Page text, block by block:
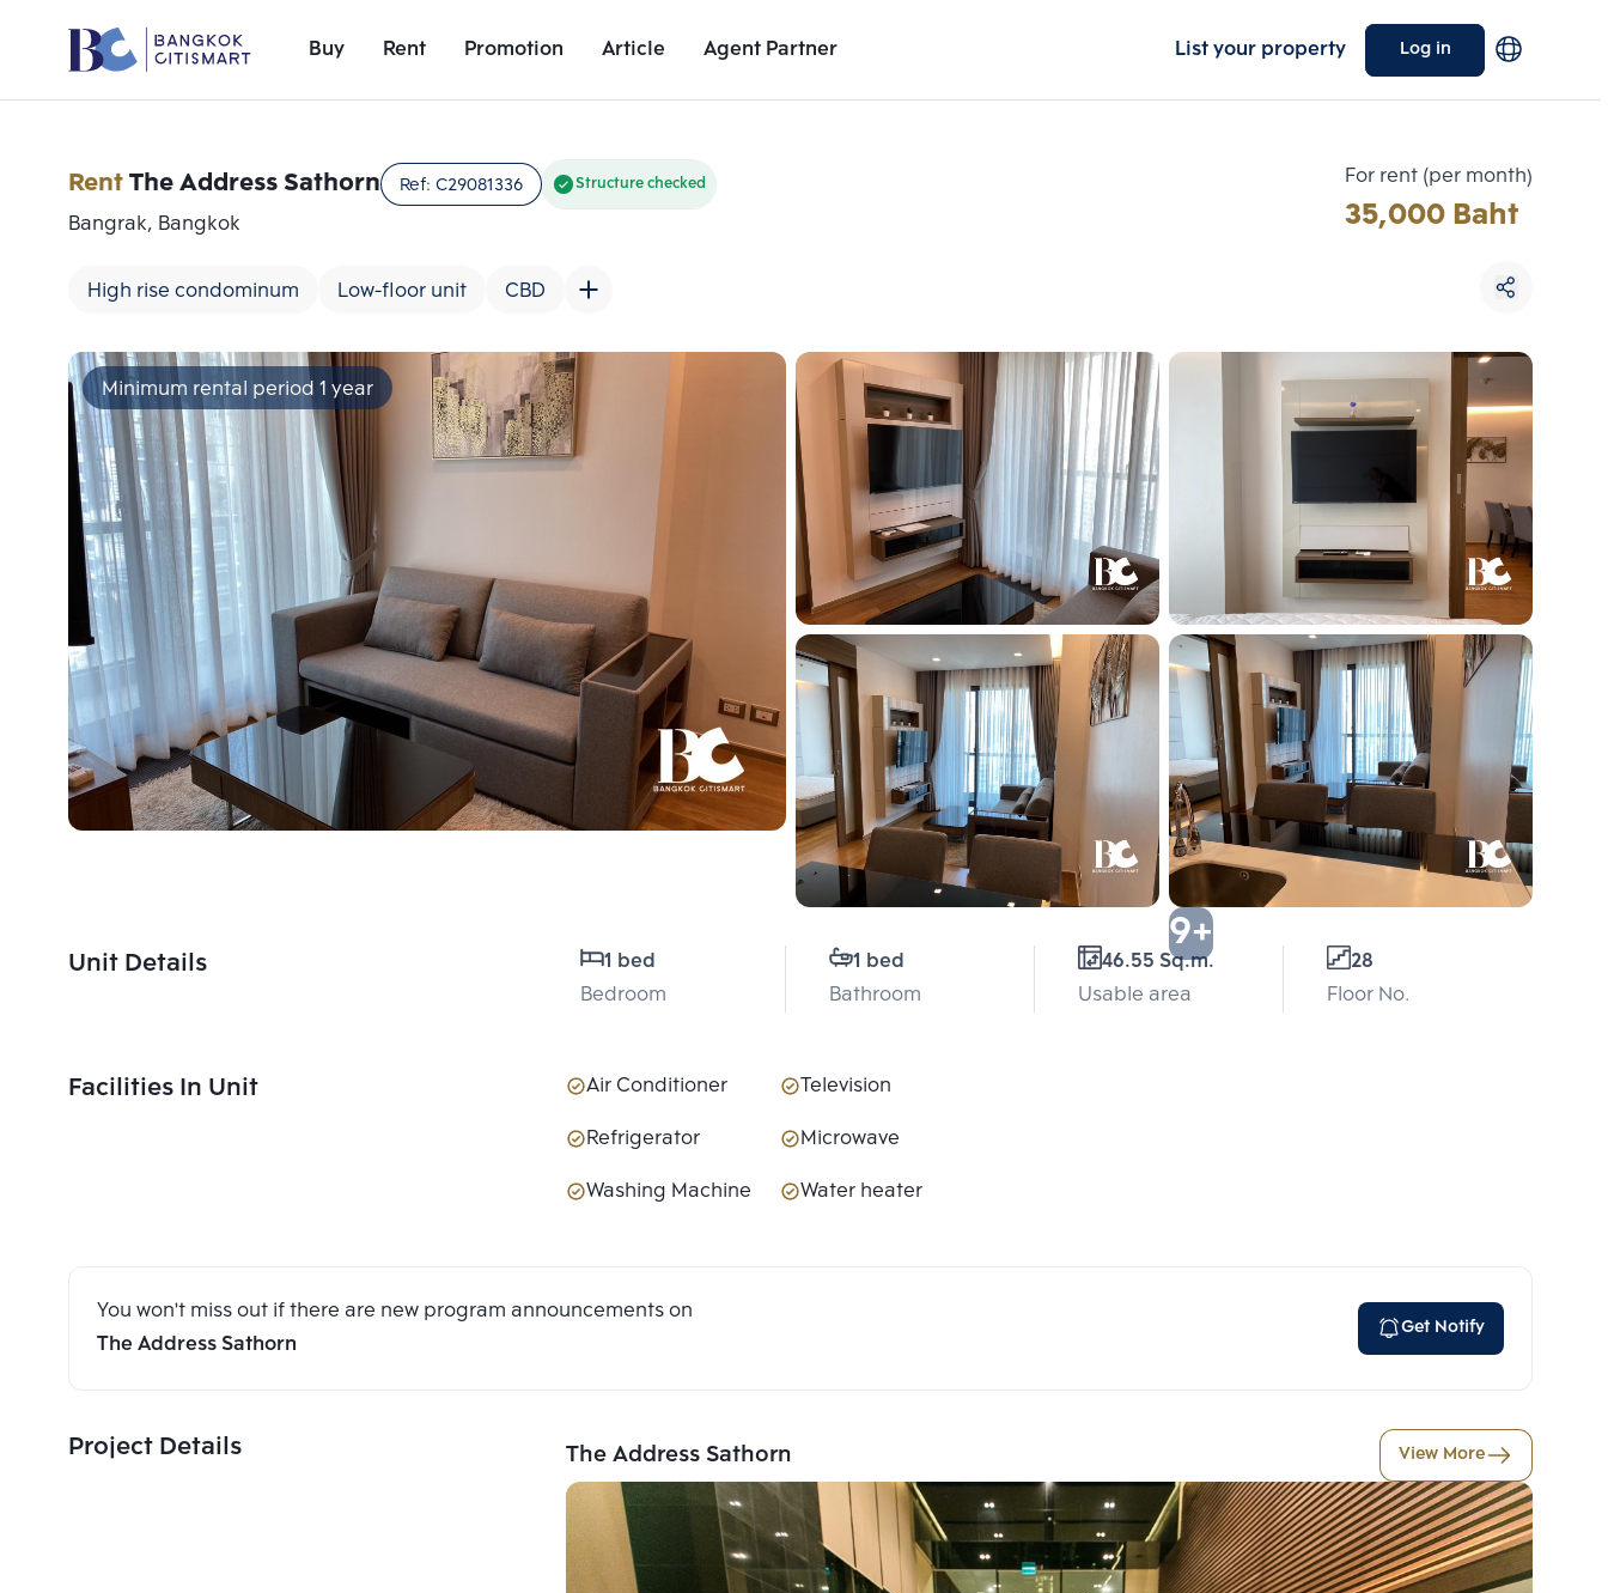
Buy Rent Promotion Article Agent Partner List your property Log in
Unit Details
RentThe Address Sathorn Ref: C29081336 Structure checked
Bangrak, Bangkok
High rise condominum Low-floor unit CBD
For rent (per month)
35,000 Baht
9+
Minimum rental period 1 year
Unit Details
1 bed
Bedroom
1 bed
Bathroom
46.55 Sq.m.
Usable area
28
Floor No.
Facilities In Unit Air Conditioner
Television
Refrigerator
Microwave
Washing Machine
Water heater
You won't miss out if there are new program announcements on
The Address Sathorn
Get Notify
Project Details The Address Sathorn View More
Add comparative units
Number 1
Add comparative units
Number 3
Choose comparative unit
Maximum 3 units
Compare
Clear all